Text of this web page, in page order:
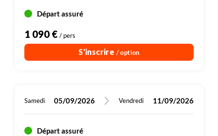
Départ assuré
1 090 € / pers
S'inscrire / option
Samedi 05/09/2026 Vendredi 11/09/2026
Départ assuré